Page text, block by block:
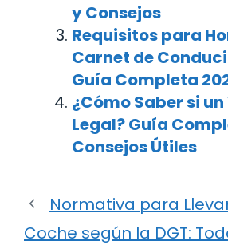
y Consejos
Requisitos para
Carnet de
Guía Completa
¿Cómo Saber si
Legal? Guía
Consejos Útiles
Normativa para
Coche según la DGT: